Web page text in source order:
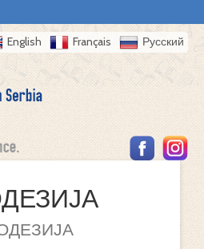
English Français Русский